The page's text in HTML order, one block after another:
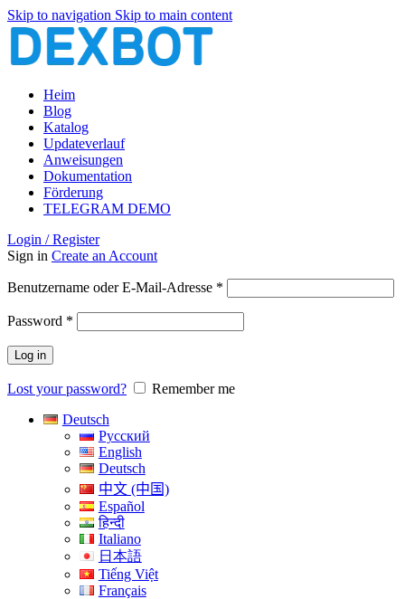
Skip to navigation Skip to main content
Heim
Blog
Katalog
Updateverlauf
Anweisungen
Dokumentation
Förderung
TELEGRAM DEMO
Login / Register
Sign in Create an Account
Benutzername oder E-Mail-Adresse *
Password *
Log in
Lost your password?
Remember me
Deutsch
Русский
English
Deutsch
中文 (中国)
Español
हिन्दी
Italiano
日本語
Tiếng Việt
Français